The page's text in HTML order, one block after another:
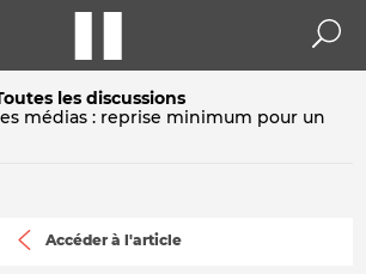
les discussions
médias : reprise minimum pour un
Accéder à l'article